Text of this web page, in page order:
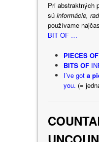
Pri abstraktných
sú informácie,
používame
BIT OF …
PIECES OF
BITS OF
I’ve gota
you. (=